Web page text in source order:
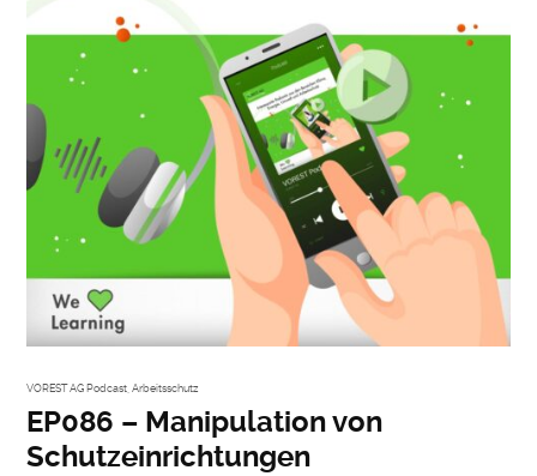
VOREST AG Podcast ,Arbeitsschutz
EP086 – Manipulation von
Schutzeinrichtungen